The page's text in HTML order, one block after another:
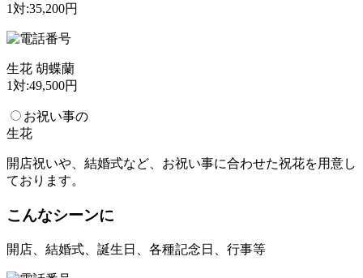
1対:35,200円
生花 胡蝶蘭
1対:49,500円
お祝い事の
生花
開店祝いや、結婚式など、お祝い事に合わせた祝花を用意し
ております。
こんなシーンに
開店、結婚式、誕生日、各種記念日、行事等